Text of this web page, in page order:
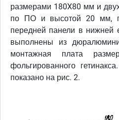
размерами 180X80 мм и
по ПО и высотой 20 мм,
передней панели в нижней
выполнены из
монтажная плата
фольгированного
показано на рис. 2.